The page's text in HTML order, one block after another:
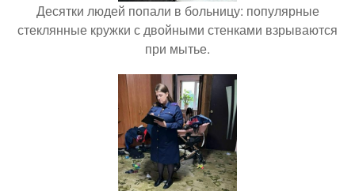
Десятки людей попали в больницу: популярные
стеклянные кружки с двойными стенками взрываются
при мытье.